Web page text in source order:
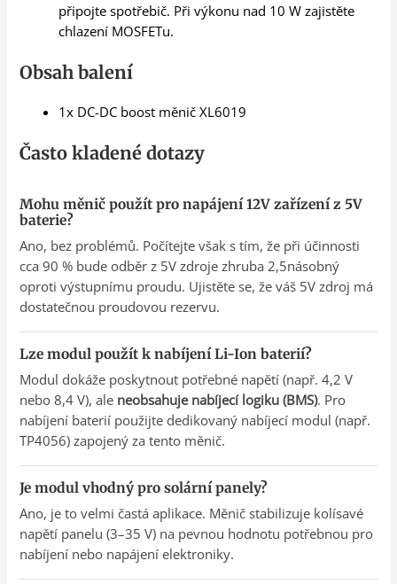
připojte spotřebič. Při výkonu nad 10 W zajistěte
chlazení MOSFETu.
Obsah balení
1x DC-DC boost měnič XL6019
Často kladené dotazy
Mohu měnič použít pro napájení 12V zařízení z 5V
baterie?
Ano, bez problémů. Počítejte však s tím, že při účinnosti
cca 90 % bude odběr z 5V zdroje zhruba 2,5násobný
oproti výstupnímu proudu. Ujistěte se, že váš 5V zdroj má
dostatečnou proudovou rezervu.
Lze modul použít k nabíjení Li-Ion baterií?
Modul dokáže poskytnout potřebné napětí (např. 4,2 V
nebo 8,4 V), ale neobsahuje nabíjecí logiku (BMS). Pro
nabíjení baterií použijte dedikovaný nabíjecí modul (např.
TP4056) zapojený za tento měnič.
Je modul vhodný pro solární panely?
Ano, je to velmi častá aplikace. Měnič stabilizuje kolísavé
napětí panelu (3–35 V) na pevnou hodnotu potřebnou pro
nabíjení nebo napájení elektroniky.